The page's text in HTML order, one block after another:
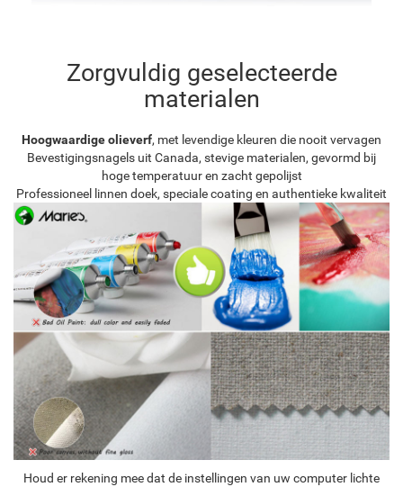
Zorgvuldig geselecteerde
materialen
Hoogwaardige olieverf, met levendige kleuren die nooit vervagen
Bevestigingsnagels uit Canada, stevige materialen, gevormd bij
hoge temperatuur en zacht gepolijst
Professioneel linnen doek, speciale coating en authentieke kwaliteit
Houd er rekening mee dat de instellingen van uw computer lichte